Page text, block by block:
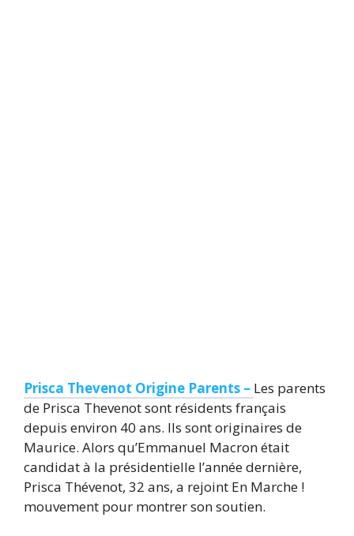
Prisca Thevenot Origine Parents – Les parents
de Prisca Thevenot sont résidents français
depuis environ 40 ans. Ils sont originaires de
Maurice. Alors qu’Emmanuel Macron était
candidat à la présidentielle l’année dernière,
Prisca Thévenot, 32 ans, a rejoint En Marche !
mouvement pour montrer son soutien.